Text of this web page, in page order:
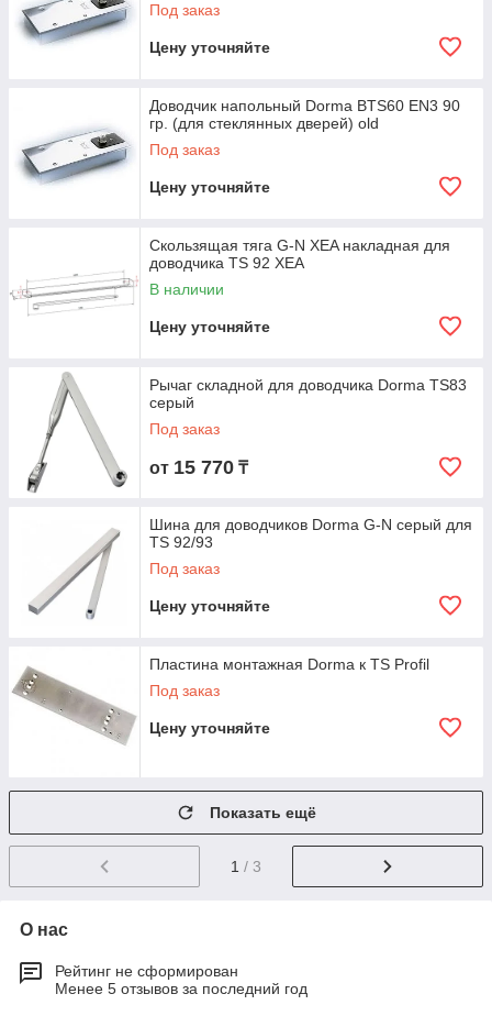
Под заказ
Цену уточняйте
Доводчик напольный Dorma BTS60 EN3 90
гр. (для стеклянных дверей) old
Под заказ
Цену уточняйте
Скользящая тяга G-N XEA накладная для
доводчика TS 92 XEA
В наличии
Цену уточняйте
Рычаг складной для доводчика Dorma TS83
серый
Под заказ
от 15 770 ₸
Шина для доводчиков Dorma G-N серый для
TS 92/93
Под заказ
Цену уточняйте
Пластина монтажная Dorma к TS Profil
Под заказ
Цену уточняйте
Показать ещё
1 / 3
О нас
Рейтинг не сформирован
Менее 5 отзывов за последний год